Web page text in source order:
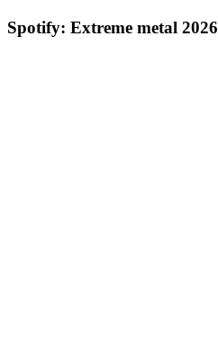
Spotify: Extreme metal 2026